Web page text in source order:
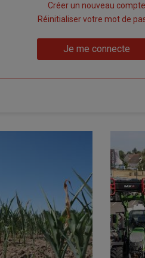
compte"
Créer un nouveau compte
Réinitialiser votre mot de
Je me connecte